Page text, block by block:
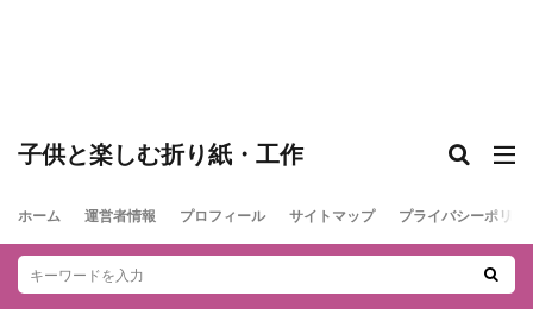
子供と楽しむ折り紙・工作
ホーム 運営者情報 プロフィール サイトマップ プライバシーポリシ